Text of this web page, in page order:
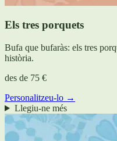
Els tres porquets
Bufa que bufaràs: els tres
història.
des de 75 €
Personalitzeu-lo →
Llegiu-ne més